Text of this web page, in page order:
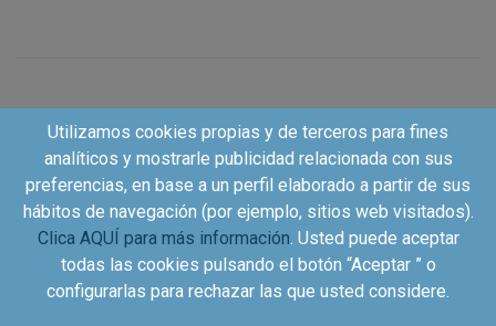
Utilizamos cookies propias y de terceros para fines
analíticos y mostrarle publicidad relacionada con sus
preferencias, en base a un perfil elaborado a partir de sus
hábitos de navegación (por ejemplo, sitios web visitados).
Clica AQUÍ para más información. Usted puede aceptar
todas las cookies pulsando el botón “Aceptar ” o
configurarlas para rechazar las que usted considere.